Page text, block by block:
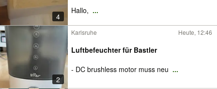
4
Hallo, ...
2
Karlsruhe Heute, 12:46
Luftbefeuchter für Bastler
- DC brushless motor muss neu ...